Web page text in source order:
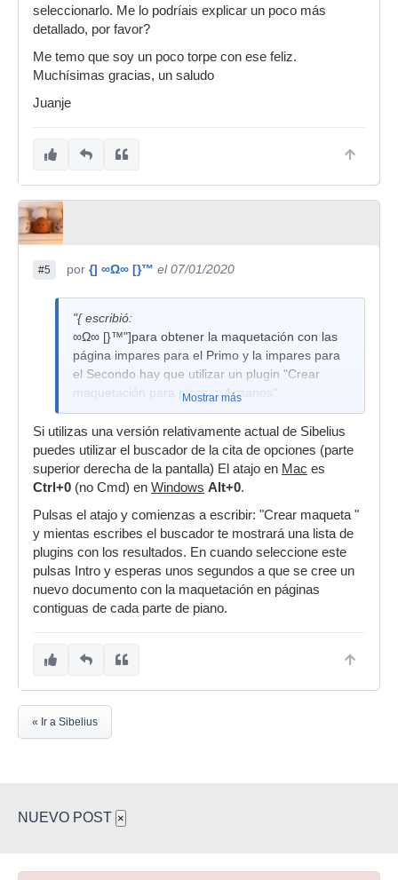
seleccionarlo. Me lo podríais explicar un poco más
detallado, por favor?
Me temo que soy un poco torpe con ese feliz.
Muchísimas gracias, un saludo
Juanje
#5 por {] ∞Ω∞ [}™ el 07/01/2020
"{ escribió:
∞Ω∞ [}™"]para obtener la maquetación con las
página impares para el Primo y la impares para
el Secondo hay que utilizar un plugin "Crear
maquetación para piano a 4 manos"
Mostrar más
Si utilizas una versión relativamente actual de Sibelius
puedes utilizar el buscador de la cita de opciones (parte
superior derecha de la pantalla) El atajo en Mac es
Ctrl+0 (no Cmd) en Windows Alt+0.
Pulsas el atajo y comienzas a escribir: "Crear maqueta "
y mientas escribes el buscador te mostrará una lista de
plugins con los resultados. En cuando seleccione este
pulsas Intro y esperas unos segundos a que se cree un
nuevo documento con la maquetación en páginas
contiguas de cada parte de piano.
« Ir a Sibelius
NUEVO POST ×